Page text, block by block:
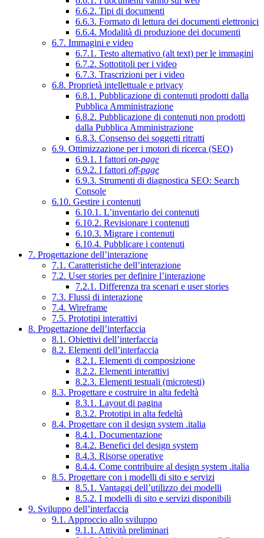
6.6.2. Tipi di documenti
6.6.3. Formato di lettura dei documenti elettronici
6.6.4. Modalità di produzione dei documenti
6.7. Immagini e video
6.7.1. Testo alternativo (alt text) per le immagini
6.7.2. Sottotitoli per i video
6.7.3. Trascrizioni per i video
6.8. Proprietà intellettuale e privacy
6.8.1. Pubblicazione di contenuti prodotti dalla
Pubblica Amministrazione
6.8.2. Pubblicazione di contenuti non prodotti
dalla Pubblica Amministrazione
6.8.3. Consenso dei soggetti ritratti
6.9. Ottimizzazione per i motori di ricerca (SEO)
6.9.1. I fattori on-page
6.9.2. I fattori off-page
6.9.3. Strumenti di diagnostica SEO: Search
Console
6.10. Gestire i contenuti
6.10.1. L’inventario dei contenuti
6.10.2. Revisionare i contenuti
6.10.3. Migrare i contenuti
6.10.4. Pubblicare i contenuti
7. Progettazione dell’interazione
7.1. Caratteristiche dell’interazione
7.2. User stories per definire l’interazione
7.2.1. Differenza tra scenari e user stories
7.3. Flussi di interazione
7.4. Wireframe
7.5. Prototipi interattivi
8. Progettazione dell’interfaccia
8.1. Obiettivi dell’interfaccia
8.2. Elementi dell’interfaccia
8.2.1. Elementi di composizione
8.2.2. Elementi interattivi
8.2.3. Elementi testuali (microtesti)
8.3. Progettare e costruire in alta fedeltà
8.3.1. Layout di pagina
8.3.2. Prototipi in alta fedeltà
8.4. Progettare con il design system .italia
8.4.1. Documentazione
8.4.2. Benefici del design system
8.4.3. Risorse operative
8.4.4. Come contribuire al design system .italia
8.5. Progettare con i modelli di sito e servizi
8.5.1. Vantaggi dell’utilizzo dei modelli
8.5.2. I modelli di sito e servizi disponibili
9. Sviluppo dell’interfaccia
9.1. Approccio allo sviluppo
9.1.1. Attività preliminari